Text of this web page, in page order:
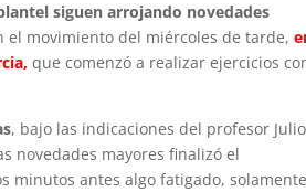
siguen arrojando novedades
el movimiento del miércoles de tarde,
que comenzó a realizar ejercicios
, bajo las indicaciones del profesor Julio
novedades mayores finalizó el
minutos antes algo fatigado,